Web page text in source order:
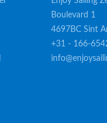
Boulevard 1
4697BC Sint
+31 - 166-